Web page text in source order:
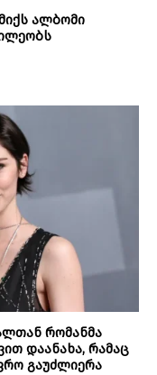
ალბომი
რომანმა
დაანახა, რამაც
გაუძლიერა